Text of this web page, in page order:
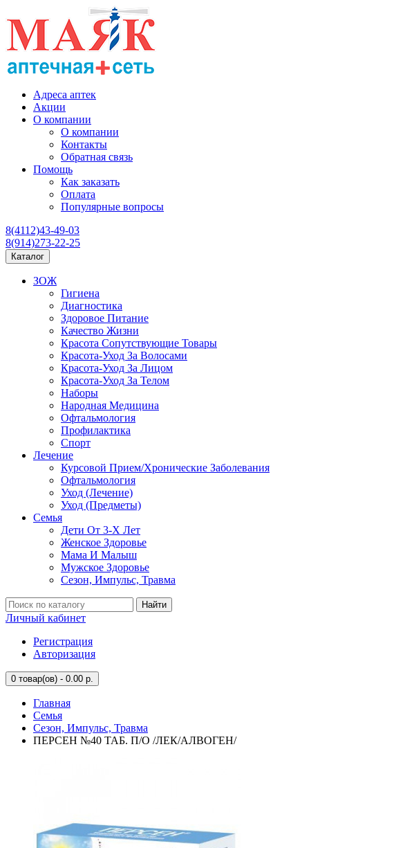
Адреса аптек
Акции
О компании
О компании
Контакты
Обратная связь
Помощь
Как заказать
Оплата
Популярные вопросы
8(4112)43-49-03
8(914)273-22-25
Каталог
ЗОЖ
Гигиена
Диагностика
Здоровое Питание
Качество Жизни
Красота Сопутствующие Товары
Красота-Уход За Волосами
Красота-Уход За Лицом
Красота-Уход За Телом
Наборы
Народная Медицина
Офтальмология
Профилактика
Спорт
Лечение
Курсовой Прием/Хронические Заболевания
Офтальмология
Уход (Лечение)
Уход (Предметы)
Семья
Дети От 3-Х Лет
Женское Здоровье
Мама И Малыш
Мужское Здоровье
Сезон, Импульс, Травма
Найти
Личный кабинет
Регистрация
Авторизация
0 товар(ов) - 0.00 р.
Главная
Семья
Сезон, Импульс, Травма
ПЕРСЕН №40 ТАБ. П/О /ЛЕК/АЛВОГЕН/